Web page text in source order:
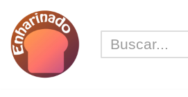
Saltar
al